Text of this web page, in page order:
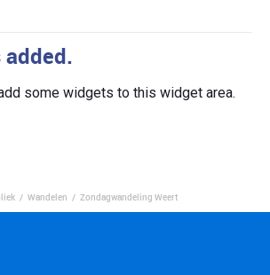
some widgets to this widget area.
/ Wandelen / Zondagwandeling Weert